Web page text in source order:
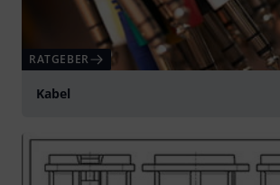
RATGEBER
Kabel